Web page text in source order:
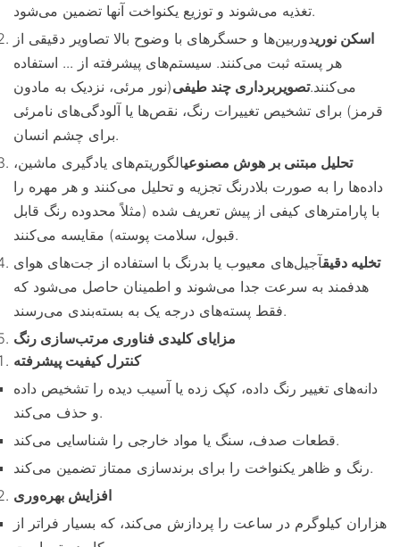
تغذیه می‌شوند و توزیع یکنواخت آنها تضمین می‌شود.
اسکن نوریدوربین‌ها و حسگرهای با وضوح بالا تصاویر دقیقی از
هر پسته ثبت می‌کنند. سیستم‌های پیشرفته از ... استفاده
می‌کنند.تصویربرداری چند طیفی(نور مرئی، نزدیک به مادون
قرمز) برای تشخیص تغییرات رنگ، نقص‌ها یا آلودگی‌های نامرئی
برای چشم انسان.
تحلیل مبتنی بر هوش مصنوعیالگوریتم‌های یادگیری ماشین،
داده‌ها را به صورت بلادرنگ تجزیه و تحلیل می‌کنند و هر مهره را
با پارامترهای کیفی از پیش تعریف شده (مثلاً محدوده رنگ قابل
قبول، سلامت پوسته) مقایسه می‌کنند.
تخلیه دقیقآجیل‌های معیوب یا بدرنگ با استفاده از جت‌های هوای
هدفمند به سرعت جدا می‌شوند و اطمینان حاصل می‌شود که
فقط پسته‌های درجه یک به بسته‌بندی می‌رسند.
مزایای کلیدی فناوری مرتب‌سازی رنگ
کنترل کیفیت پیشرفته
دانه‌های تغییر رنگ داده، کپک زده یا آسیب دیده را تشخیص داده
و حذف می‌کند.
قطعات صدف، سنگ یا مواد خارجی را شناسایی می‌کند.
رنگ و ظاهر یکنواخت را برای برندسازی ممتاز تضمین می‌کند.
افزایش بهره‌وری
هزاران کیلوگرم در ساعت را پردازش می‌کند، که بسیار فراتر از